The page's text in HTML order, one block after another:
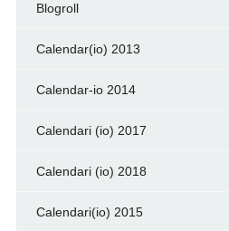
Blogroll
Calendar(io) 2013
Calendar-io 2014
Calendari (io) 2017
Calendari (io) 2018
Calendari(io) 2015